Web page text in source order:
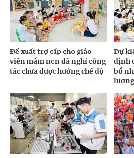
Đề xuất trợ cấp cho giáo
viên mầm non đã nghỉ công
tác chưa được hưởng chế độ
Dự
định
bổ